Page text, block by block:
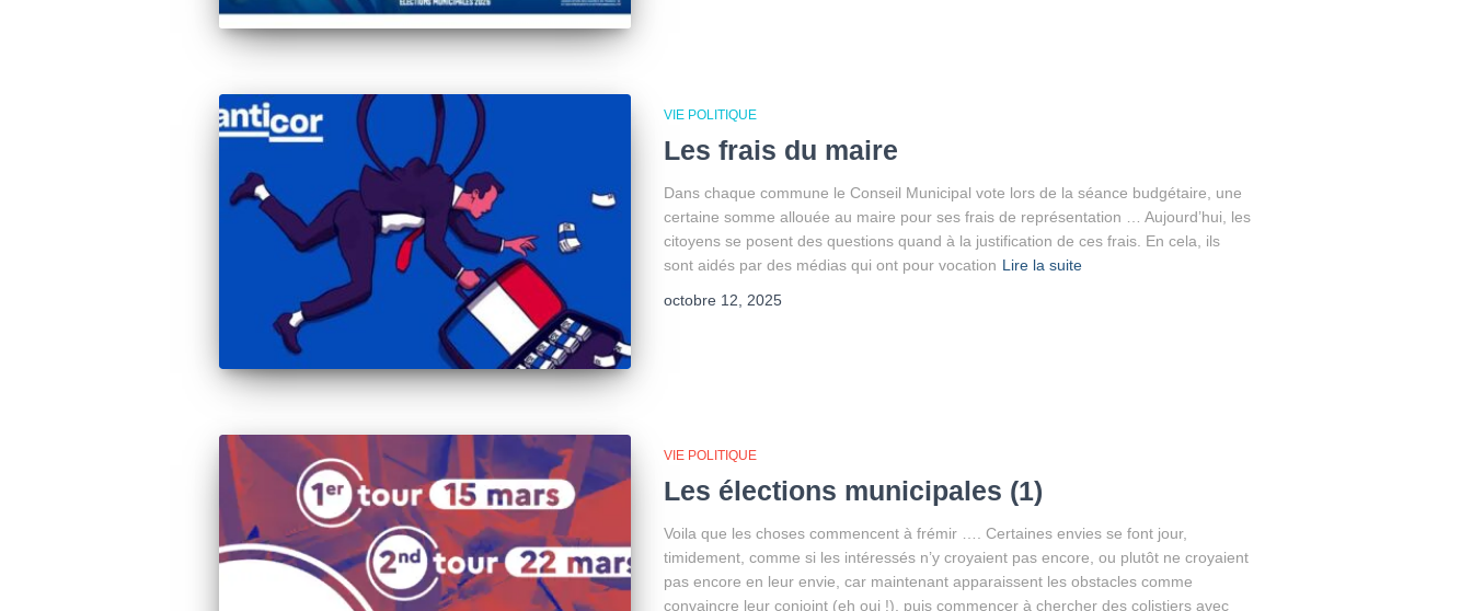
VIE POLITIQUE
Les frais du maire
Dans chaque commune le Conseil Municipal vote lors de la séance budgétaire, une
certaine somme allouée au maire pour ses frais de représentation … Aujourd’hui, les
citoyens se posent des questions quand à la justification de ces frais. En cela, ils
sont aidés par des médias qui ont pour vocation Lire la suite
octobre 12, 2025
VIE POLITIQUE
Les élections municipales (1)
Voila que les choses commencent à frémir …. Certaines envies se font jour,
timidement, comme si les intéressés n’y croyaient pas encore, ou plutôt ne croyaient
pas encore en leur envie, car maintenant apparaissent les obstacles comme
convaincre leur conjoint (eh oui !), puis commencer à chercher des colistiers avec